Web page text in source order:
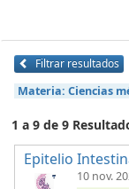
Filtrar resultados
Materia: Ciencias
1 a 9 de 9
Epitelio
10 nov.